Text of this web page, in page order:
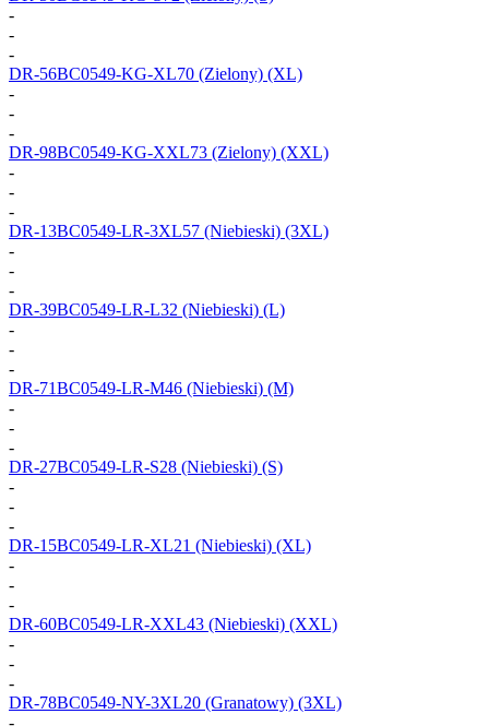
-
-
-
DR-56BC0549-KG-XL70 (Zielony) (XL)
-
-
-
DR-98BC0549-KG-XXL73 (Zielony) (XXL)
-
-
-
DR-13BC0549-LR-3XL57 (Niebieski) (3XL)
-
-
-
DR-39BC0549-LR-L32 (Niebieski) (L)
-
-
-
DR-71BC0549-LR-M46 (Niebieski) (M)
-
-
-
DR-27BC0549-LR-S28 (Niebieski) (S)
-
-
-
DR-15BC0549-LR-XL21 (Niebieski) (XL)
-
-
-
DR-60BC0549-LR-XXL43 (Niebieski) (XXL)
-
-
-
DR-78BC0549-NY-3XL20 (Granatowy) (3XL)
-